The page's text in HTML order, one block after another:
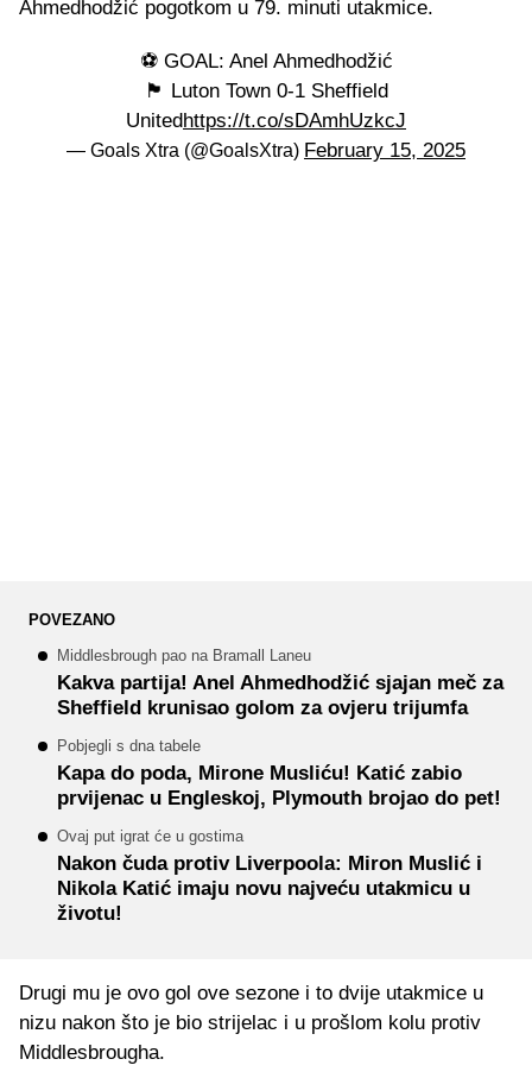
Ahmedhodžić pogotkom u 79. minuti utakmice.
⚽️ GOAL: Anel Ahmedhodžić
🏴󠁧󠁢󠁥󠁮󠁧󠁿 Luton Town 0-1 Sheffield
Unitedhttps://t.co/sDAmhUzkcJ
— Goals Xtra (@GoalsXtra) February 15, 2025
POVEZANO
Middlesbrough pao na Bramall Laneu
Kakva partija! Anel Ahmedhodžić sjajan meč za
Sheffield krunisao golom za ovjeru trijumfa
Pobjegli s dna tabele
Kapa do poda, Mirone Musliću! Katić zabio
prvijenac u Engleskoj, Plymouth brojao do pet!
Ovaj put igrat će u gostima
Nakon čuda protiv Liverpoola: Miron Muslić i
Nikola Katić imaju novu najveću utakmicu u
životu!
Drugi mu je ovo gol ove sezone i to dvije utakmice u
nizu nakon što je bio strijelac i u prošlom kolu protiv
Middlesbrougha.